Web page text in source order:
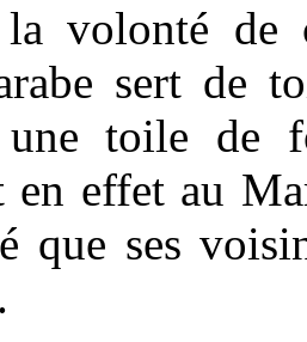
volonté de
sert de
une toile de
effet au
que ses